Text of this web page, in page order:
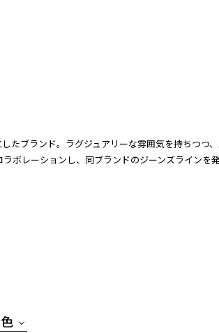
たブランド。ラグジュアリーな雰囲気を持ちつつ
ボレーションし、同ブランドのジーンズラインを